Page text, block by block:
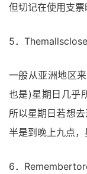
但切记在使用支票
5．
一般从亚洲地区
也是)星期日几乎
所以星期日若想
半是到晚上九点，
6．